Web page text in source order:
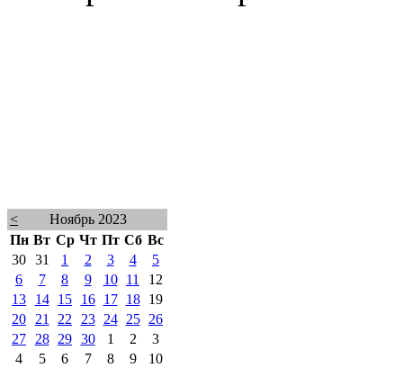
<
Ноябрь 2023
Пн Вт Ср Чт Пт Сб Вс
30 31 1 2 3 4
5
6
7 8 9 10 11
12
13
14 15 16 17 18
19
20
21 22 23 24 25
26
27
28 29 30 1 2
3
4
5 6 7 8 9
10